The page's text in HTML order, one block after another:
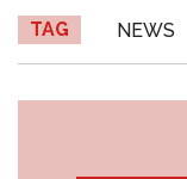
TAG NEWS